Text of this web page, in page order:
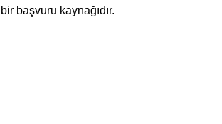
başvuru kaynağıdır.